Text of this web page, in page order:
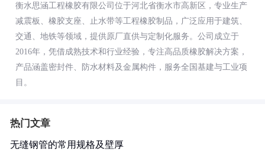
衡水思涵工程橡胶有限公司位于河北省衡水市高新区，专业生产
减震板、橡胶支座、止水带等工程橡胶制品，广泛应用于建筑、
交通、地铁等领域，提供原厂直供与定制化服务。公司成立于
2016年，凭借成熟技术和行业经验，专注高品质橡胶解决方案，
产品涵盖密封件、防水材料及金属构件，服务全国基建与工业项
目。
热门文章
无缝钢管的常用规格及壁厚